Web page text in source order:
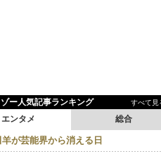
ー人気記事ランキング すべて見
エンタメ 総合
が芸能界から消える日